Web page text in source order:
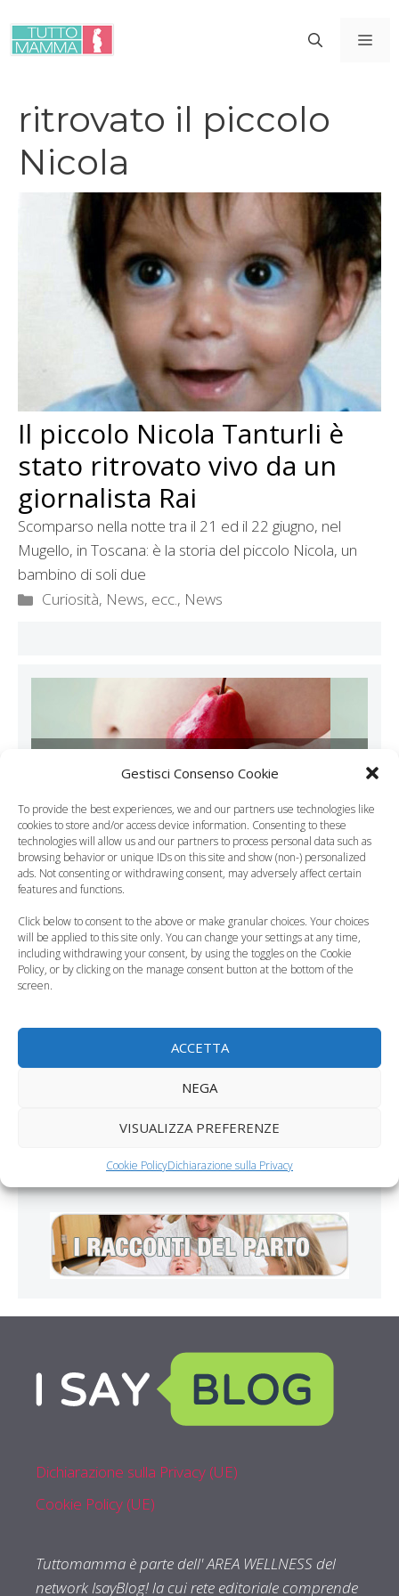
Gestisci Consenso Cookie
To provide the best experiences, we and our partners use technologies like
cookies to store and/or access device information. Consenting to these
technologies will allow us and our partners to process personal data such as
browsing behavior or unique IDs on this site and show (non-) personalized
ads. Not consenting or withdrawing consent, may adversely affect certain
features and functions.
Click below to consent to the above or make granular choices. Your choices
will be applied to this site only. You can change your settings at any time,
including withdrawing your consent, by using the toggles on the Cookie
Policy, or by clicking on the manage consent button at the bottom of the
screen.
ACCETTA
NEGA
VISUALIZZA PREFERENZE
Cookie PolicyDichiarazione sulla Privacy
contenuto
ritrovato il piccolo
Nicola
Il piccolo Nicola Tanturli è
stato ritrovato vivo da un
giornalista Rai
Scomparso nella notte tra il 21 ed il 22 giugno, nel
Mugello, in Toscana: è la storia del piccolo Nicola, un
bambino di soli due
Categorie
Curiosità, News, ecc., News
BELLEZZA IN GRAVIDANZA
DUBBI E FALSI MITI IN GRAVIDANZA
Dichiarazione sulla Privacy (UE)
Cookie Policy (UE)
Tuttomamma è parte dell' AREA WELLNESS del
network IsayBlog! la cui rete editoriale comprende